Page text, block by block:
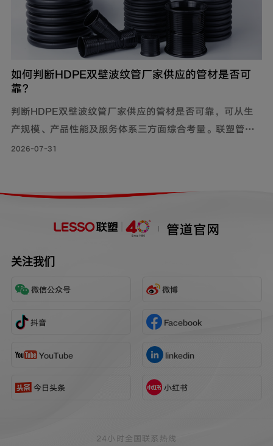
如何判断HDPE双壁波纹管厂家供应的管材是否可
靠？
判断HDPE双壁波纹管厂家供应的管材是否可靠，可从生
产规模、产品性能及服务体系三方面综合考量。联塑管道
深耕行业40年，其HDPE双壁波纹管质量可靠，被广泛用
2026-07-31
管道官网
关注我们
微信公众号 微博
抖音 Facebook
YouTube linkedin
今日头条 小红书
24小时全国联系热线